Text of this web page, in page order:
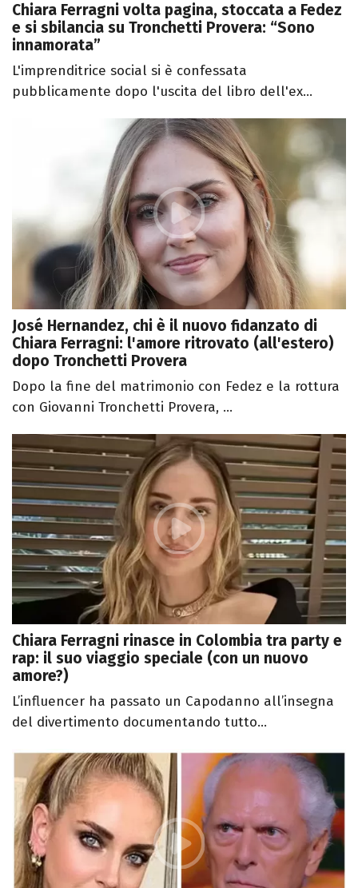
Chiara Ferragni volta pagina, stoccata a Fedez
e si sbilancia su Tronchetti Provera: “Sono
innamorata”
L'imprenditrice social si è confessata
pubblicamente dopo l'uscita del libro dell'ex...
José Hernandez, chi è il nuovo fidanzato di
Chiara Ferragni: l'amore ritrovato (all'estero)
dopo Tronchetti Provera
Dopo la fine del matrimonio con Fedez e la rottura
con Giovanni Tronchetti Provera, ...
Chiara Ferragni rinasce in Colombia tra party e
rap: il suo viaggio speciale (con un nuovo
amore?)
L’influencer ha passato un Capodanno all’insegna
del divertimento documentando tutto...